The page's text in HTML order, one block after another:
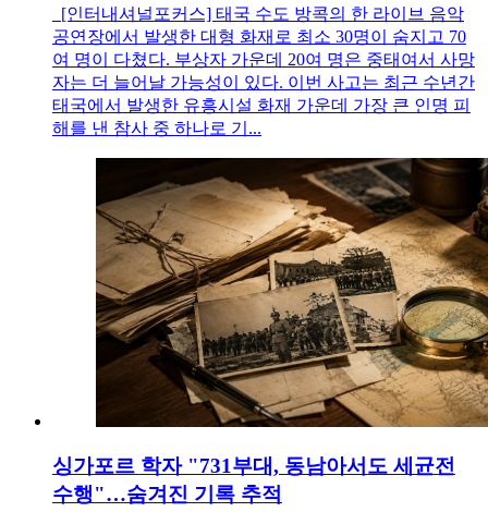
[인터내셔널포커스] 태국 수도 방콕의 한 라이브 음악
공연장에서 발생한 대형 화재로 최소 30명이 숨지고 70
여 명이 다쳤다. 부상자 가운데 20여 명은 중태여서 사망
자는 더 늘어날 가능성이 있다. 이번 사고는 최근 수년간
태국에서 발생한 유흥시설 화재 가운데 가장 큰 인명 피
해를 낸 참사 중 하나로 기...
싱가포르 학자 "731부대, 동남아서도 세균전
수행"…숨겨진 기록 추적